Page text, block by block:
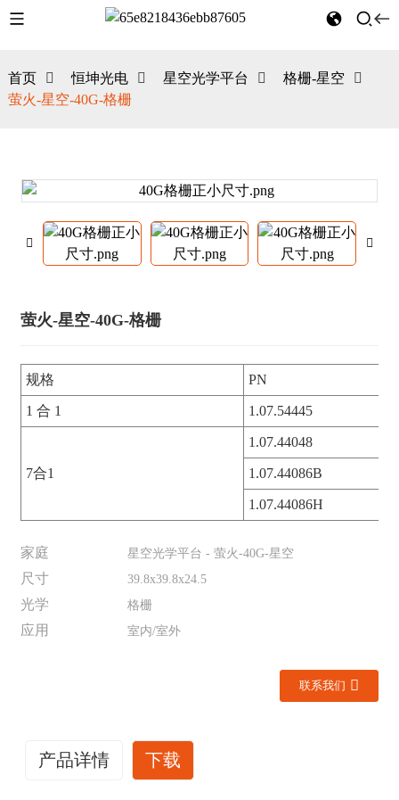
首页 恒坤光电 星空光学平台
格栅-星空
萤火-星空-40G-格栅
萤火-星空-40G-格栅
规格 PN
1 合 1 1.07.54445
7合1
1.07.44048
1.07.44086B
1.07.44086H
家庭 星空光学平台 - 萤火-40G-星空
尺寸 39.8x39.8x24.5
光学 格栅
应用 室内/室外
联系我们
产品详情 下载